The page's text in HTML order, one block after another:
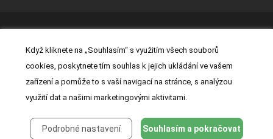
Právní prohlášení|Prohlášení o cookies|Nastavení cookies
Kontakt|Zásady zpracování osobních údajů
Když kliknete na „Souhlasím“ s využitím všech souborů
cookies, poskytnete tím souhlas k jejich ukládání ve vašem
zařízení a pomůže to s vaší navigací na stránce, s analýzou
využití dat a našimi marketingovými aktivitami.
Podrobné nastavení Souhlasím a pokračovat